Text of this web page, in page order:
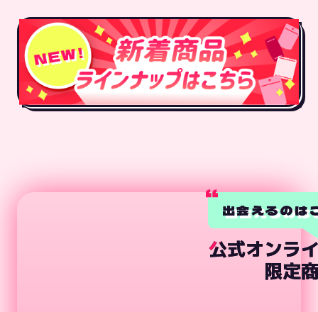
出会えるのは
公式オンラ
限定
公式オンラ
限定